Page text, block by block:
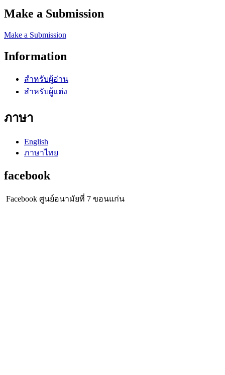
Make a Submission
Make a Submission
Information
สำหรับผู้อ่าน
สำหรับผู้แต่ง
ภาษา
English
ภาษาไทย
facebook
Facebook ศูนย์อนามัยที่ 7 ขอนแก่น